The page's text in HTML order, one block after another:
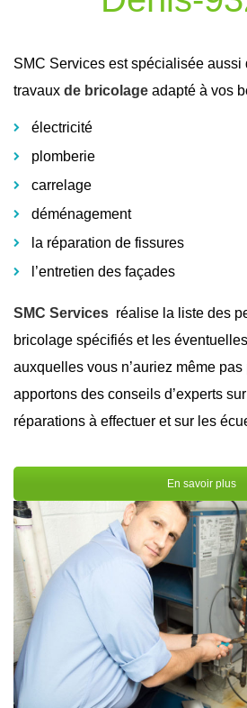
SMC Services est spécialisée aussi
travaux de bricolage adapté à vos
électricité
plomberie
carrelage
déménagement
la réparation de fissures
l’entretien des façades
SMC Services réalise la liste des
bricolage spécifiés et les
auxquelles vous n’auriez même
apportons des conseils d’experts
réparations à effectuer et sur les
En savoir plus